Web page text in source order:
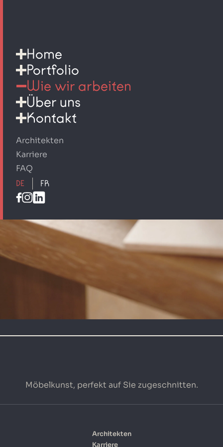
Möbelkunst, perfekt auf Sie zugeschnitten.
Architekten
Karriere
Home
Portfolio
Wie wir arbeiten
Über uns
Kontakt
Architekten
Karriere
FAQ
DE FR